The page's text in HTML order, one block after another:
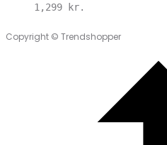
1,299 kr.
Copyright © Trendshopper